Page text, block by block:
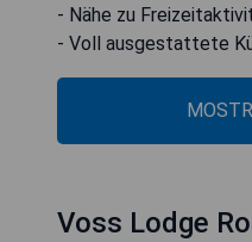
- Nähe zu
- Voll ausgestattete
Voss Lodge